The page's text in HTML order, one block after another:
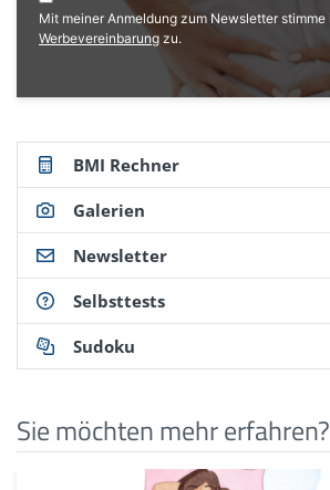
deximed.de/home/klinische-
sportmedizin/symptome/
gelenke-polyarthropathie(Abruf:
Mit meiner Anmeldung zum Newsletter stimme
Werbevereinbarung zu.
BMI Rechner
Galerien
Newsletter
Selbsttests
Sudoku
Sie möchten mehr erfahren?